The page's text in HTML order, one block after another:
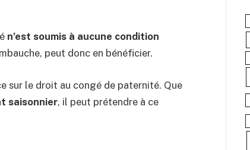
n’est soumis à aucune condition
peut donc en bénéficier.
sur le droit au congé de paternité. Que
saisonnier, il peut prétendre à ce